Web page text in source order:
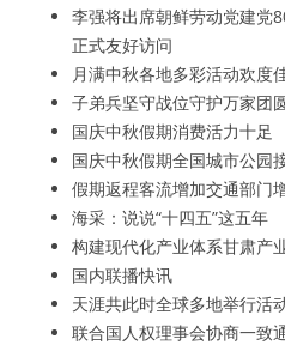
李强将出席朝鲜劳动党建党
正式友好访问
月满中秋各地多彩活动欢度
子弟兵坚守战位守护万家团
国庆中秋假期消费活力十足
国庆中秋假期全国城市公园
假期返程客流增加交通部门
海采：说说“十四五”这五年
构建现代化产业体系甘肃产
国内联播快讯
天涯共此时全球多地举行活
联合国人权理事会协商一致